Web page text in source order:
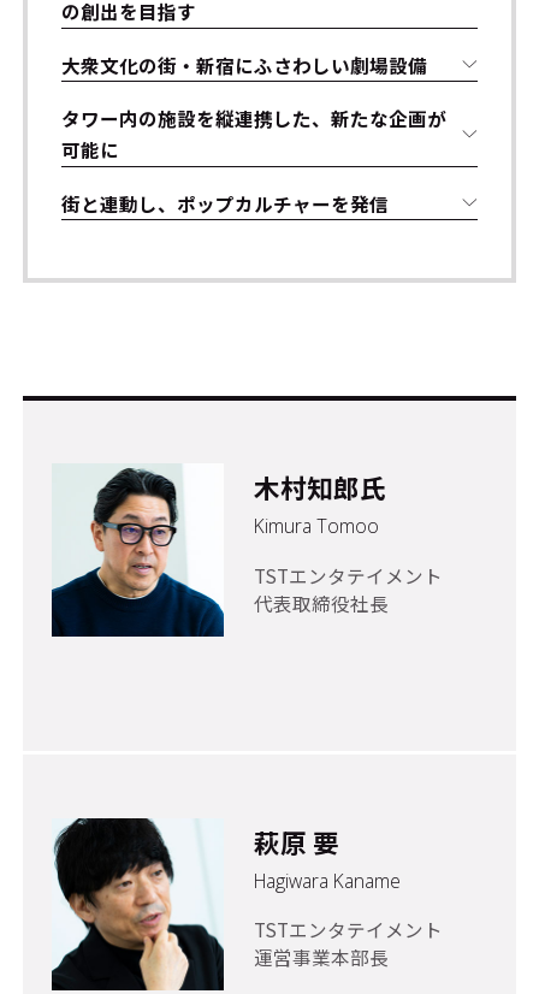
の創出を目指す
大衆文化の街・新宿にふさわしい劇場設備
タワー内の施設を縦連携した、新たな企画が
可能に
街と連動し、ポップカルチャーを発信
木村知郎氏
Kimura Tomoo
TSTエンタテイメント
代表取締役社長
萩原 要
Hagiwara Kaname
TSTエンタテイメント
運営事業本部長